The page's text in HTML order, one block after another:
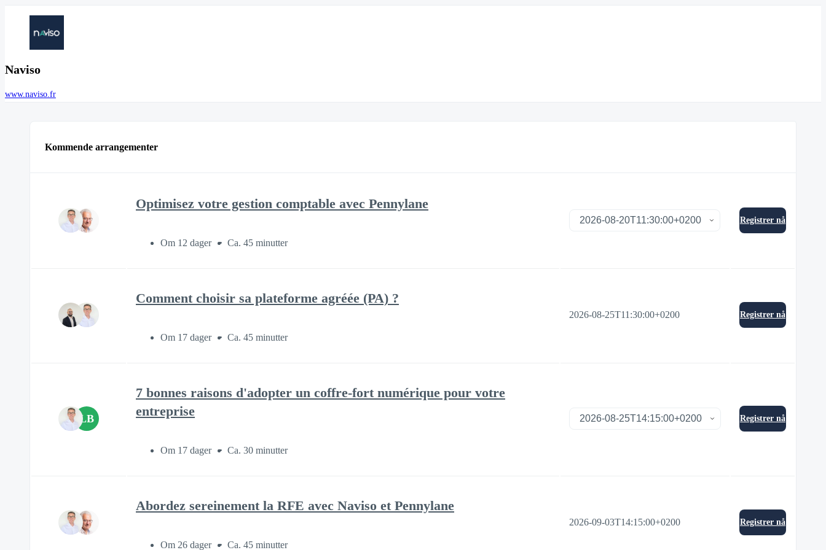
Naviso
www.naviso.fr
Kommende arrangementer
Optimisez votre gestion comptable avec Pennylane
Om 12 dager Ca. 45 minutter
Registrer nå
Comment choisir sa plateforme agréée (PA) ?
Om 17 dager Ca. 45 minutter
2026-08-25T11:30:00+0200 Registrer nå
LB
7 bonnes raisons d'adopter un coffre-fort numérique pour votre
entreprise
Om 17 dager Ca. 30 minutter
Registrer nå
Abordez sereinement la RFE avec Naviso et Pennylane
Om 26 dager Ca. 45 minutter
2026-09-03T14:15:00+0200 Registrer nå